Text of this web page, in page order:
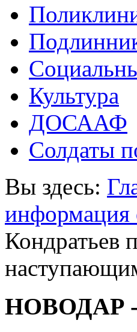
Культура
ДОСААФ
Солдаты
Вы здесь:
Кондратьев
НОВОДАР -